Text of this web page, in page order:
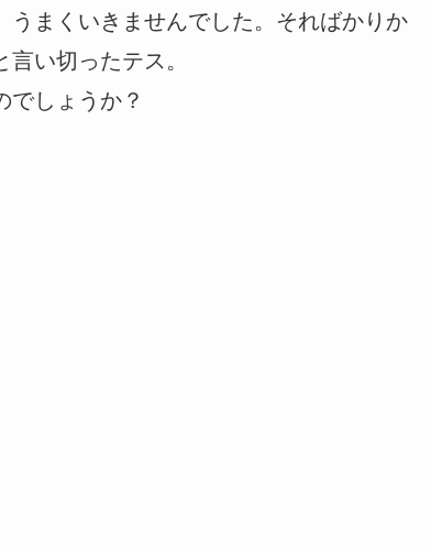
まくいきませんでした。そればかりか
い切ったテス。
でしょうか？